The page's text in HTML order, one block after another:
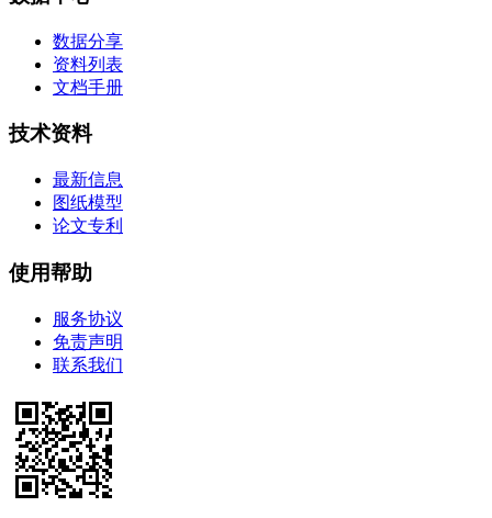
数据分享
资料列表
文档手册
技术资料
最新信息
图纸模型
论文专利
使用帮助
服务协议
免责声明
联系我们